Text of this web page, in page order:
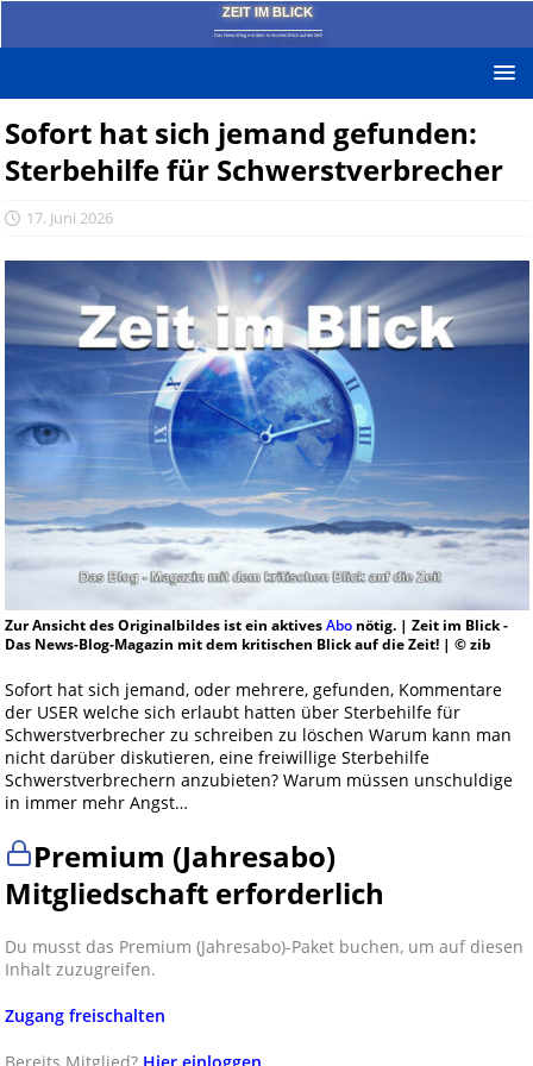
ZEIT IM BLICK
Das News-Blog mit dem kritischen Blick auf die Zeit!
Sofort hat sich jemand gefunden:
Sterbehilfe für Schwerstverbrecher
17. Juni 2026
Zur Ansicht des Originalbildes ist ein aktivesAbonötig. | Zeit im Blick -
Das News-Blog-Magazin mit dem kritischen Blick auf die Zeit! | © zib
Sofort hat sich jemand, oder mehrere, gefunden, Kommentare
der USER welche sich erlaubt hatten über Sterbehilfe für
Schwerstverbrecher zu schreiben zu löschen Warum kann man
nicht darüber diskutieren, eine freiwillige Sterbehilfe
Schwerstverbrechern anzubieten? Warum müssen unschuldige
in immer mehr Angst…
Premium (Jahresabo)
Mitgliedschaft erforderlich
Du musst das Premium (Jahresabo)-Paket buchen, um auf diesen
Inhalt zuzugreifen.
Zugang freischalten